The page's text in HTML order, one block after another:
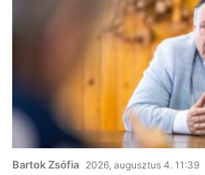
Bartok Zsófia 2026, augusztus 4. 11:39